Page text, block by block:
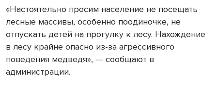
«Настоятельно просим население не посещать
лесные массивы, особенно поодиночке, не
отпускать детей на прогулку к лесу. Нахождение
в лесу крайне опасно из-за агрессивного
поведения медведя», — сообщают в
администрации.